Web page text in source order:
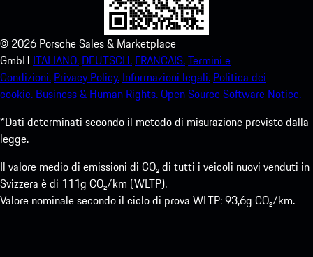
© 2026 Porsche Sales & Marketplace
GmbH ITALIANO. DEUTSCH. FRANCAIS.Termini e
Condizioni. Privacy Policy. Informazioni legali. Politica dei
cookie. Business & Human Rights.Open Source Software Notice.
*Dati determinati secondo il metodo di misurazione previsto dalla
legge.
Il valore medio di emissioni di CO₂ di tutti i veicoli nuovi venduti in
Svizzera è di 111g CO₂/km (WLTP).
Valore nominale secondo il ciclo di prova WLTP: 93,6g CO₂/km.